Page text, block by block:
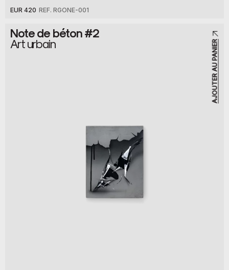
EUR 420 REF. RGONE-001
AJOUTER AU PANIER
Note de béton #2
Art urbain